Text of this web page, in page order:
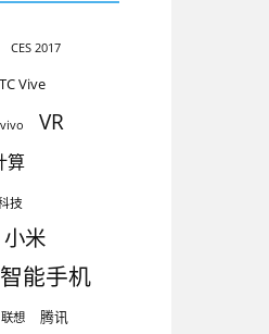
CES 2017
Vive
vivo VR
算
技
小米
智能手机
联想 腾讯